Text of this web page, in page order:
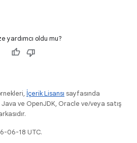
yardımcı oldu mu?
İçerik Lisansı sayfasında
ve OpenJDK, Oracle ve/veya satış
06-18 UTC.